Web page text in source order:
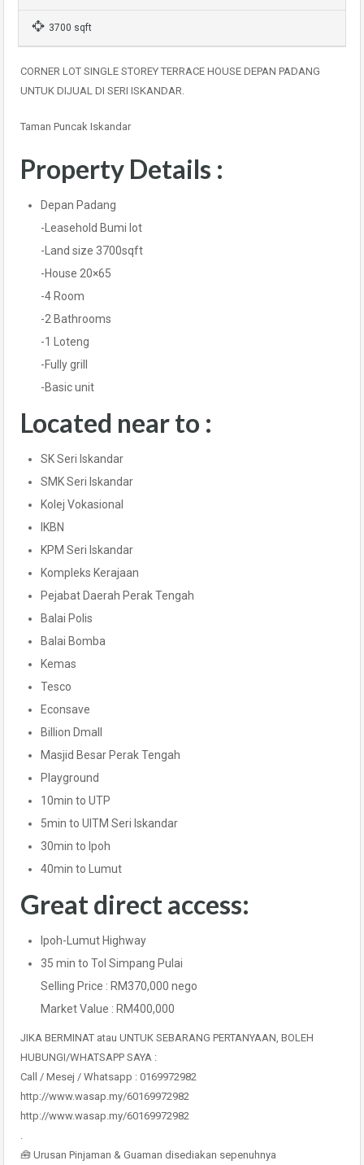
3700 sqft
CORNER LOT SINGLE STOREY TERRACE HOUSE DEPAN PADANG
UNTUK DIJUAL DI SERI ISKANDAR.
Taman Puncak Iskandar
Property Details :
Depan Padang
-Leasehold Bumi lot
-Land size 3700sqft
-House 20×65
-4 Room
-2 Bathrooms
-1 Loteng
-Fully grill
-Basic unit
Located near to :
SK Seri Iskandar
SMK Seri Iskandar
Kolej Vokasional
IKBN
KPM Seri Iskandar
Kompleks Kerajaan
Pejabat Daerah Perak Tengah
Balai Polis
Balai Bomba
Kemas
Tesco
Econsave
Billion Dmall
Masjid Besar Perak Tengah
Playground
10min to UTP
5min to UITM Seri Iskandar
30min to Ipoh
40min to Lumut
Great direct access:
Ipoh-Lumut Highway
35 min to Tol Simpang Pulai
Selling Price : RM370,000 nego
Market Value : RM400,000
JIKA BERMINAT atau UNTUK SEBARANG PERTANYAAN, BOLEH
HUBUNGI/WHATSAPP SAYA :
Call / Mesej / Whatsapp : 0169972982
http://www.wasap.my/60169972982
http://www.wasap.my/60169972982
.
🧰 Urusan Pinjaman & Guaman disediakan sepenuhnya